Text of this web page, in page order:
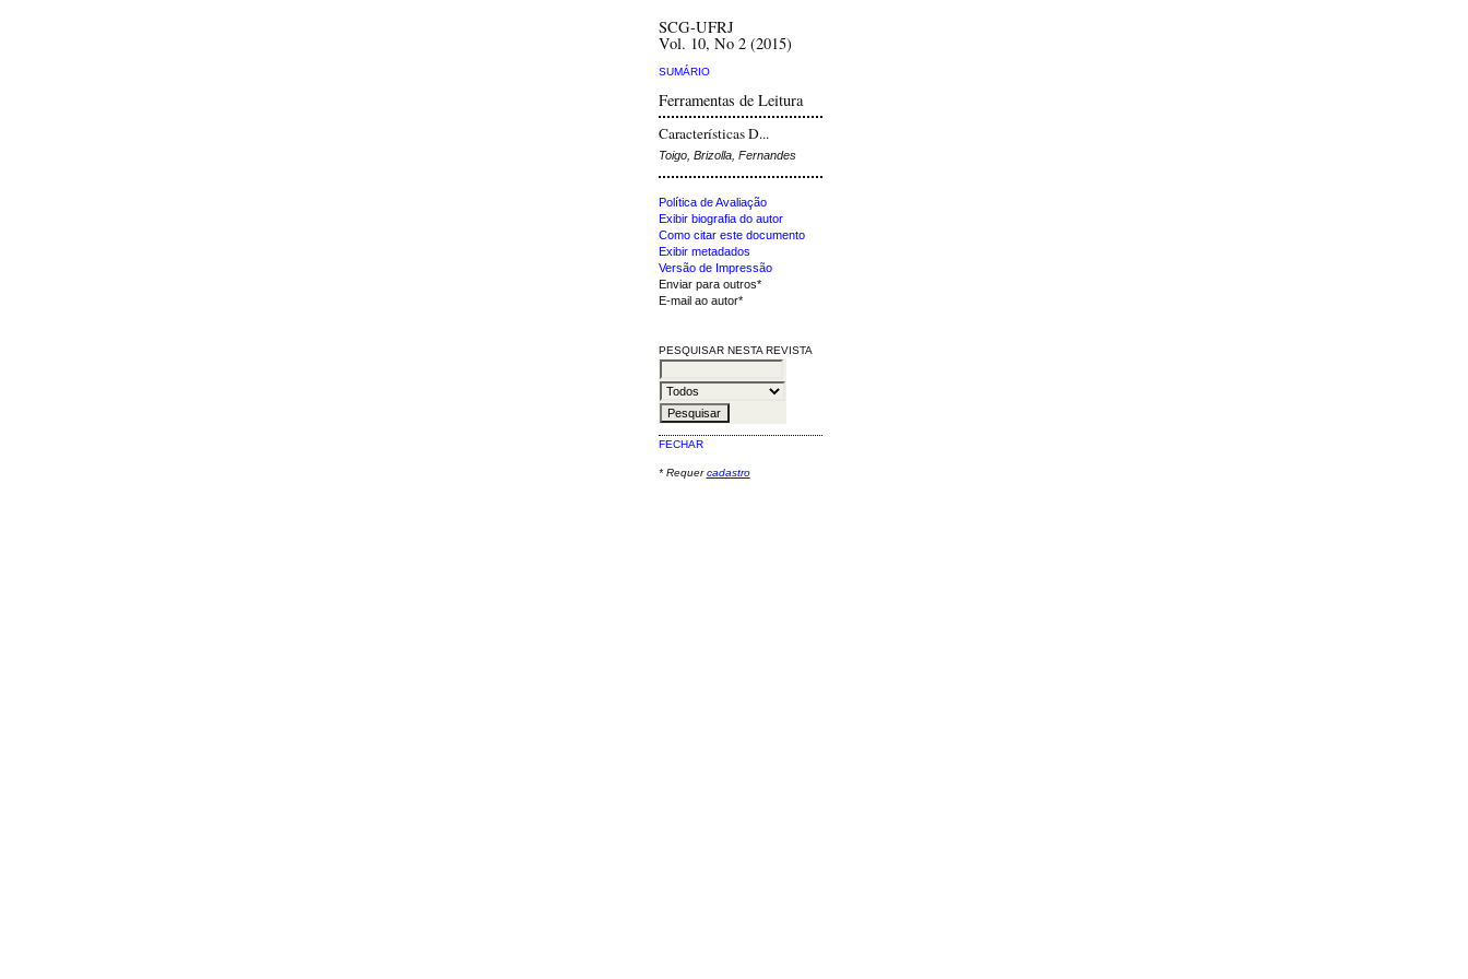
SCG-UFRJ
Vol. 10, No 2 (2015)
SUMÁRIO
Ferramentas de Leitura
Características D...
Toigo, Brizolla, Fernandes
Política de Avaliação
Exibir biografia do autor
Como citar este documento
Exibir metadados
Versão de Impressão
Enviar para outros*
E-mail ao autor*
PESQUISAR NESTA REVISTA
FECHAR
* Requercadastro